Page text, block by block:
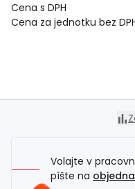
Cena za jednotku bez
Cena s DPH
Volajte v
píšte na